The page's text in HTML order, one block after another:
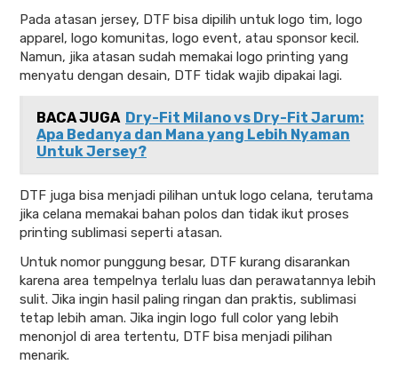
Pada atasan jersey, DTF bisa dipilih untuk logo tim, logo
apparel, logo komunitas, logo event, atau sponsor kecil.
Namun, jika atasan sudah memakai logo printing yang
menyatu dengan desain, DTF tidak wajib dipakai lagi.
BACA JUGA Dry-Fit Milano vs Dry-Fit Jarum:
Apa Bedanya dan Mana yang Lebih Nyaman
Untuk Jersey?
DTF juga bisa menjadi pilihan untuk logo celana, terutama
jika celana memakai bahan polos dan tidak ikut proses
printing sublimasi seperti atasan.
Untuk nomor punggung besar, DTF kurang disarankan
karena area tempelnya terlalu luas dan perawatannya lebih
sulit. Jika ingin hasil paling ringan dan praktis, sublimasi
tetap lebih aman. Jika ingin logo full color yang lebih
menonjol di area tertentu, DTF bisa menjadi pilihan
menarik.